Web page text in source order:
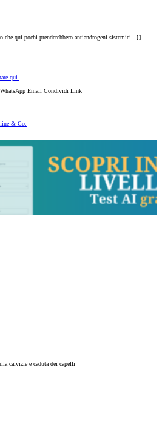
che qui pochi prenderebbero antiandrogeni sistemici...[]
qui.
WhatsApp Email Condividi Link
& Co.
calvizie e caduta dei capelli